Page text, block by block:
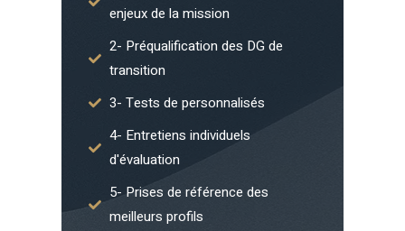
enjeux de la mission
2- Préqualification des DG de
transition
3- Tests de personnalisés
4- Entretiens individuels
d'évaluation
5- Prises de référence des
meilleurs profils